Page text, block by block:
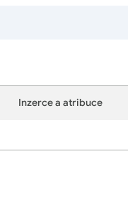
Inzerce a atribuce